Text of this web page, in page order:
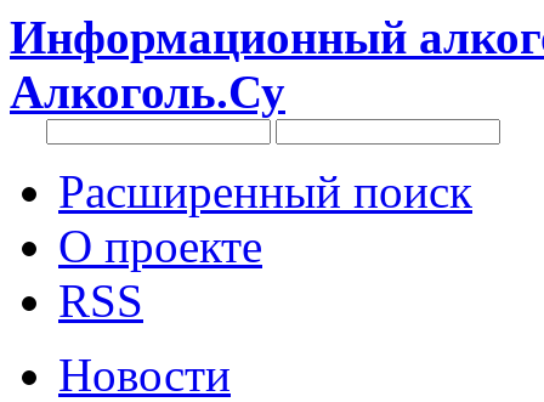
Информационный
Алкоголь.Су
Расширенный поиск
О проекте
RSS
Новости